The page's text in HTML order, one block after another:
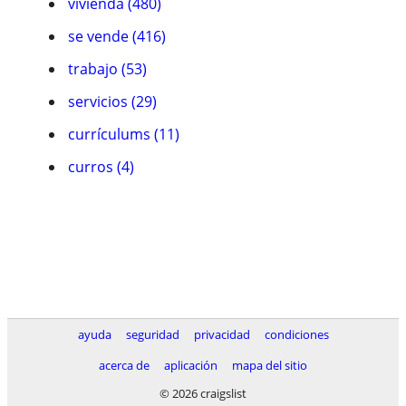
se vende (416)
trabajo (53)
servicios (29)
currículums (11)
curros (4)
ayuda seguridad privacidad
condiciones
acerca de
aplicación
mapa del sitio
© 2026 craigslist